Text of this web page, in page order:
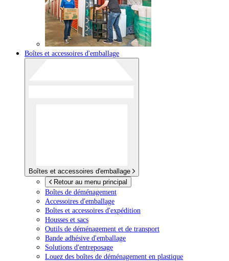
Boîtes et accessoires d'emballage
Boîtes et accessoires d'emballage
Retour au menu principal
Boîtes de déménagement
Accessoires d'emballage
Boîtes et accessoires d'expédition
Housses et sacs
Outils de déménagement et de transport
Bande adhésive d'emballage
Solutions d'entreposage
Louez des boîtes de déménagement en plastique